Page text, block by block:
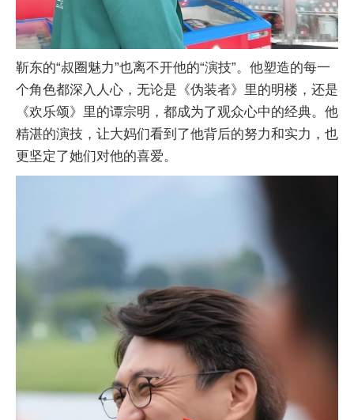
靳东的“叔圈魅力”也离不开他的“演技”。他塑造的每一
个角色都深入人心，无论是《伪装者》里的明楼，还是
《欢乐颂》里的谭宗明，都成为了观众心中的经典。他
精湛的演技，让大妈们看到了他背后的努力和实力，也
更坚定了她们对他的喜爱。